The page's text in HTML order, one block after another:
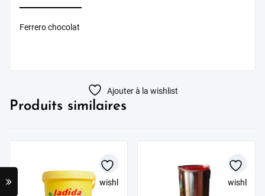
Ferrero chocolat
Ajouter à la wishlist
Produits similaires
wishlist wishlist